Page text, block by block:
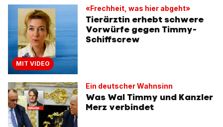
MIT VIDEO
«Frechheit, was hier abgeht»
Tierärztin erhebt schwere
Vorwürfe gegen Timmy-
Schiffscrew
Ein deutscher Wahnsinn
Was Wal Timmy und Kanzler
Merz verbindet